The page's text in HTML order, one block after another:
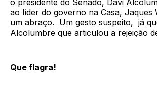
o presidente do Senado, Davi
ao líder do governo na Casa, Jaques
um abraço. Um gesto suspeito, já
Alcolumbre que articulou a rejeição
Que flagra!